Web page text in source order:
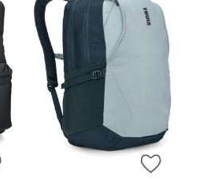
ZUR WUNSCHLISTE HINZUFÜGEN
ZUR